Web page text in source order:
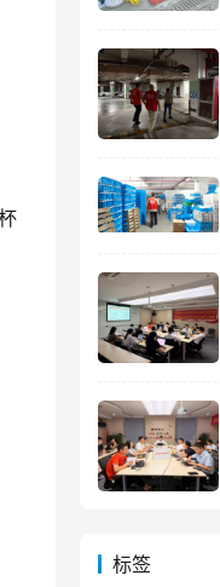
标签